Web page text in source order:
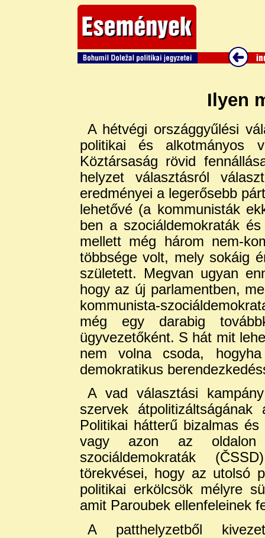
Ilyen
A hétvégi országgyűlési
politikai és alkotmányos
Köztársaság rövid
helyzet választásról
eredményei a legerősebb
lehetővé (a kommunisták
ben a szociáldemokraták
mellett még három nem-
többsége volt, mely sokáig
született. Megvan ugyan
hogy az új parlamentben,
kommunista-
még egy darabig
ügyvezetőként. S hát mit
nem volna csoda,
demokratikus
A vad választási
szervek
Politikai hátterű bizalmas
vagy azon az oldalon
szociáldemokraták
törekvései, hogy az utolsó
politikai erkölcsök mélyre
amit Paroubek ellenfeleinek
A patthelyzetből